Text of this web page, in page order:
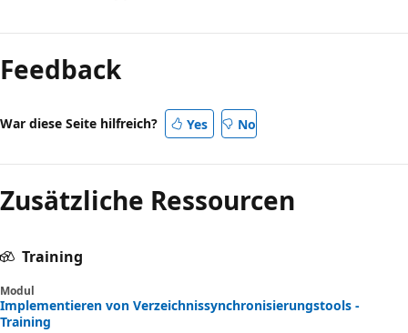
Feedback
War diese Seite hilfreich? Yes No
Zusätzliche Ressourcen
Training
Modul
Implementieren von Verzeichnissynchronisierungstools -
Training